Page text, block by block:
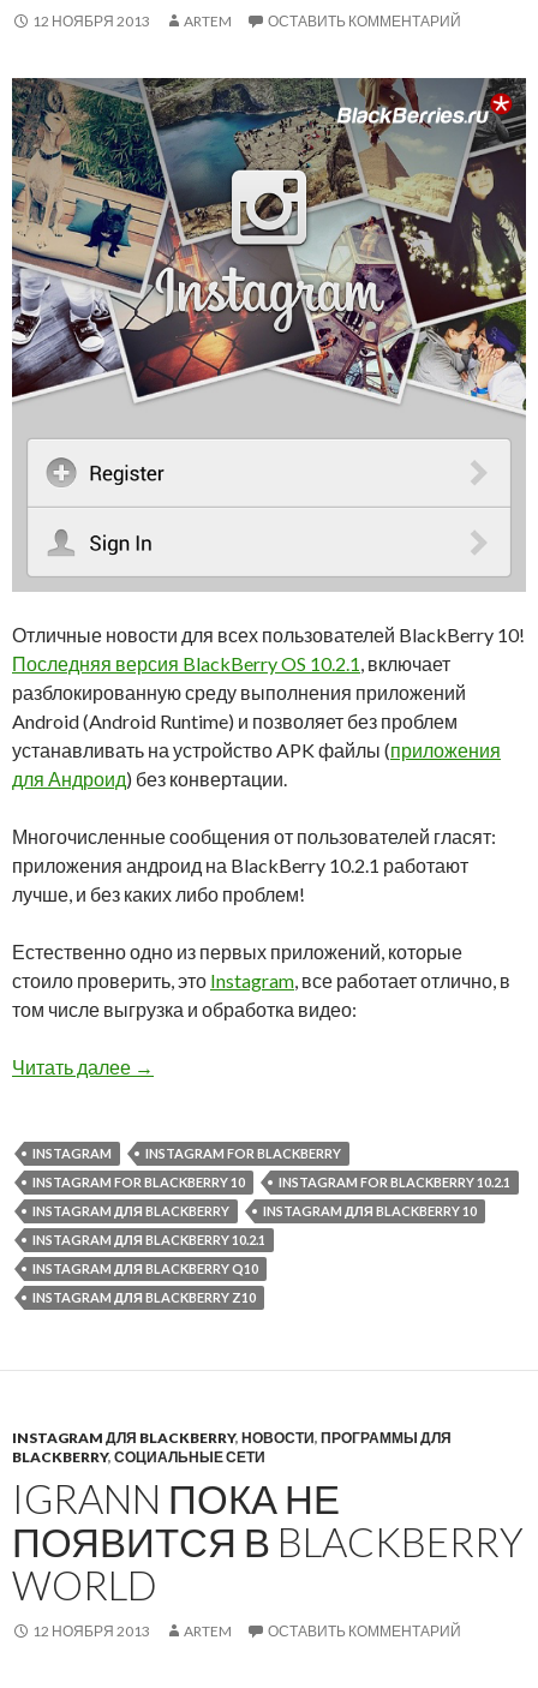
12 НОЯБРЯ 2013 ARTEM ОСТАВИТЬ КОММЕНТАРИЙ
Отличные новости для всех пользователей BlackBerry 10!
Последняя версия BlackBerry OS 10.2.1, включает
разблокированную среду выполнения приложений
Android (Android Runtime) и позволяет без проблем
устанавливать на устройство APK файлы (приложения
для Андроид) без конвертации.
Многочисленные сообщения от пользователей гласят:
приложения андроид на BlackBerry 10.2.1 работают
лучше, и без каких либо проблем!
Естественно одно из первых приложений, которые
стоило проверить, это Instagram, все работает отлично, в
том числе выгрузка и обработка видео:
Читать далее На BlackBerry 10.2.1 заработала загрузка
→
INSTAGRAM
INSTAGRAM FOR BLACKBERRY
INSTAGRAM FOR BLACKBERRY 10
INSTAGRAM FOR BLACKBERRY 10.2.1
INSTAGRAM ДЛЯ BLACKBERRY
INSTAGRAM ДЛЯ BLACKBERRY 10
INSTAGRAM ДЛЯ BLACKBERRY 10.2.1
INSTAGRAM ДЛЯ BLACKBERRY Q10
INSTAGRAM ДЛЯ BLACKBERRY Z10
INSTAGRAM ДЛЯ BLACKBERRY, НОВОСТИ, ПРОГРАММЫ ДЛЯ
BLACKBERRY, СОЦИАЛЬНЫЕ СЕТИ
IGRANN ПОКА НЕ
ПОЯВИТСЯ В BLACKBERRY
WORLD
12 НОЯБРЯ 2013 ARTEM ОСТАВИТЬ КОММЕНТАРИЙ